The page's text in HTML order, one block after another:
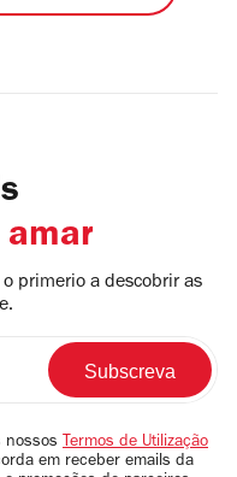
amar
primerio a descobrir as
nossos Termos de Utilização
em receber emails da